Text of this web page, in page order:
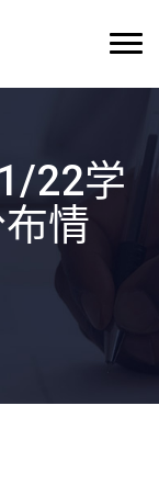
22学
情